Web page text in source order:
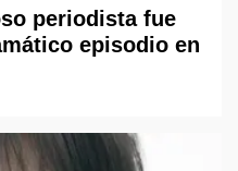
periodista fue
episodio en